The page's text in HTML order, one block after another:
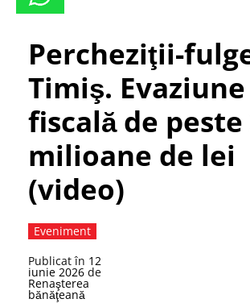
Percheziţii-
Timiş. Evaziune
fiscală de peste
milioane de lei
(video)
Eveniment
Publicat în 12
iunie 2026 de
Renaşterea
bănăţeană